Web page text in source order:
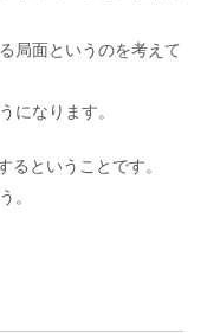
局面というのを考えて
になります。
るということです。
。